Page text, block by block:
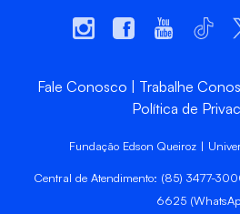
Fale Conosco Trabalhe
Política de
Fundação Edson Queiroz |
Central de Atendimento: (85) 3477-
6625